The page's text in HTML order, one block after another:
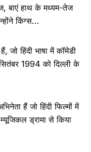
बाएं हाथ के मध्यम-तेज
किंग्स…
जो हिंदी भाषा में कॉमेडी
1994 को दिल्ली के
हैं जो हिंदी फिल्मों में
ड्रामा से किया